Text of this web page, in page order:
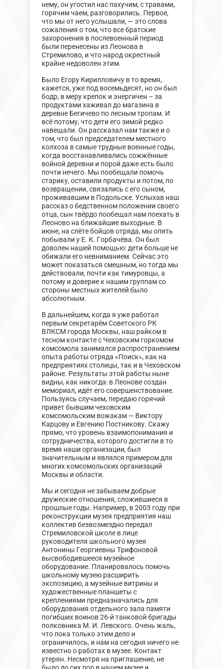
нему, он угостил нас пахучим, с травами,
горячим чаем, разговорились. Первое,
что мы от него услышали, — это слова
сожаления о том, что все братские
захоронения в послевоенный период
были перенесены из Леонова в
Стремилово, и что народ окрестный
крайне недоволен этим.
Было Егору Кирилловичу в то время,
кажется, уже под восемьдесят, но он был
бодр, в меру крепок и энергичен – за
продуктами хаживал до магазина в
деревне Бегичево по лесным тропам. И
всё потому, что дети его зимой редко
навещали. Он рассказал нам также и о
том, что был председателем местного
колхоза в самые трудные военные годы,
когда восстанавливались сожжённые
войной деревни и порой даже есть было
почти нечего. Мы пообещали помочь
старику, оставили продукты и потом, по
возвращении, связались с его сыном,
проживавшим в Подольске. Услыхав наш
рассказ о бедственном положении своего
отца, сын твёрдо пообещал нам поехать в
Леоново на ближайшие выходные. В
июне, на слёте бойцов отряда, мы опять
побывали у Е. К. Горбачёва. Он был
доволен нашей помощью: дети больше не
обижали его невниманием. Сейчас это
может показаться смешным, но тогда мы
действовали, почти как тимуровцы, а
потому и доверие к нашим группам со
стороны местных жителей было
абсолютным.
В дальнейшем, когда я уже работал
первым секретарём Советского РК
ВЛКСМ города Москвы, наш райком в
тесном контакте с Чеховским горкомом
комсомола занимался распространением
опыта работы отряда «Поиск», как на
предприятиях столицы, так и в Чеховском
районе. Результаты этой работы ныне
видны, как никогда: в Леонове создан
мемориал, идёт его совершенствование.
Пользуясь случаем, передаю горячий
привет бывшим чеховским
комсомольским вожакам — Виктору
Карцову и Евгению Постникову. Скажу
прямо, что уровень взаимопонимания и
сотрудничества, которого достигли в то
время наши организации, был
значительным и являлся примером для
многих комсомольских организаций
Москвы и области.
Мы и сегодня не забываем добрые
дружеские отношения, сложившиеся в
прошлые годы. Например, в 2003 году при
реконструкции музея предприятия наш
коллектив безвозмездно передал
Стремиловской школе в лице
руководителя школьного музея
Антонины Георгиевны Трифоновой
высвободившееся музейное
оборудование. Планировалось помочь
школьному музею расширить
экспозицию, а музейные витрины и
художественные планшеты с
креплениями предназначались для
оборудования отдельного зала памяти
погибших воинов 26-й танковой бригады
полковника М. И. Левского. Очень жаль,
что пока только этим дело и
ограничилось, и нам на сегодня ничего не
известно о работах в музее. Контакт
утерян. Несмотря на приглашение, не